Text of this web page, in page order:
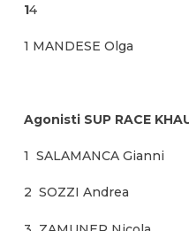
14
1 MANDESE Olga
Agonisti SUP RACE
1 SALAMANCA Gianni
2 SOZZI Andrea